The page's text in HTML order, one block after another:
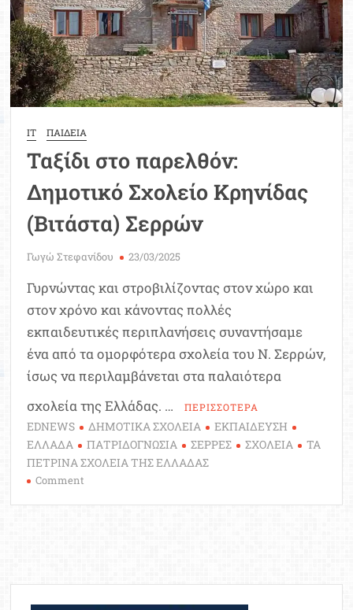
IT ΠΑΙΔΕΙΑ
Ταξίδι στο παρελθόν:
Δημοτικό Σχολείο Κρηνίδας
(Βιτάστα) Σερρών
Γωγώ Στεφανίδου 23/03/2025
Γυρνώντας και στροβιλίζοντας στον χώρο και
στον χρόνο και κάνοντας πολλές
εκπαιδευτικές περιπλανήσεις συναντήσαμε
ένα από τα ομορφότερα σχολεία του Ν. Σερρών,
ίσως να περιλαμβάνεται στα παλαιότερα
σχολεία της Ελλάδας. …
ΠΕΡΙΣΣΟΤΕΡΑ
EDNEWS ΔΗΜΟΤΙΚΑ ΣΧΟΛΕΙΑ
ΕΚΠΑΙΔΕΥΣΗ
ΕΛΛΑΔΑ
ΠΑΤΡΙΔΟΓΝΩΣΙΑ ΣΕΡΡΕΣ ΣΧΟΛΕΙΑ
ΤΑ
ΠΕΤΡΙΝΑ ΣΧΟΛΕΙΑ ΤΗΣ ΕΛΛΑΔΑΣ
Comment
Κρηνίδας